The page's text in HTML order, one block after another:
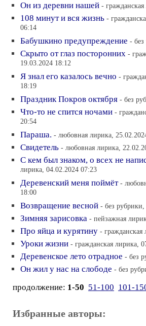
Он из деревни нашей -
108 минут и вся жизнь -
06:14
Бабушкино предупреждение -
Скрыто от глаз посторонних -
19.03.2024 18:12
Я знал его казалось вечно -
18:19
Праздник Покров октября - без
Что-то не спится ночами -
20:54
Параша. - любовная лирика,
Свидетель - любовная лирика,
С кем был знаком, о всех не
лирика, 04.02.2024 07:23
Деревенский меня поймёт -
18:00
Возвращение весной - без
Зимняя зарисовка - пейзажная
Про яйца и курятину - гражданская
Уроки жизни - гражданская лирика,
Деревенское лето отрадное - без
Он жил у нас на слободе - без
продолжение: 1-50 51-100 101-
Избранные авторы: